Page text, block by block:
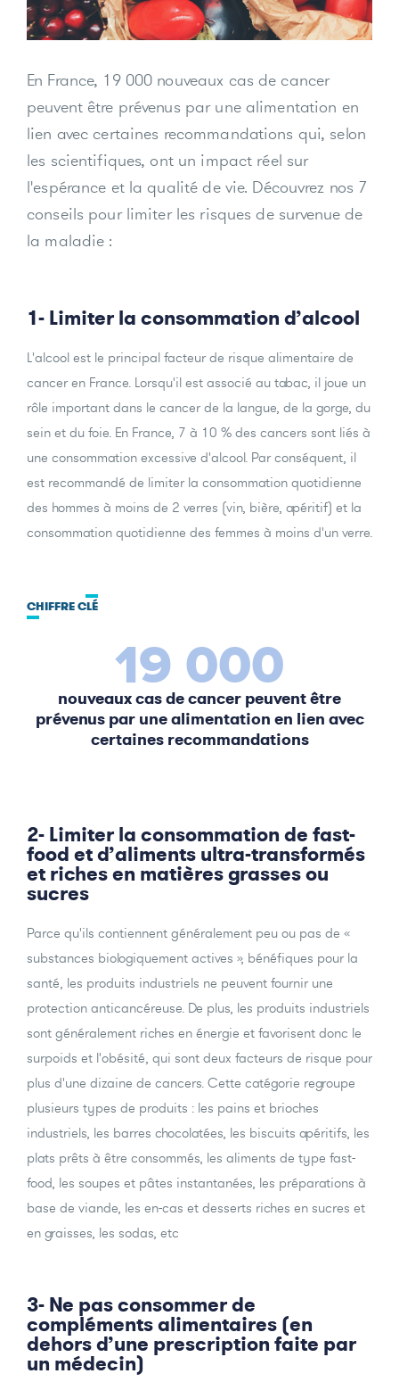
En France, 19 000 nouveaux cas de cancer
peuvent être prévenus par une alimentation en
lien avec certaines recommandations qui, selon
les scientifiques, ont un impact réel sur
l'espérance et la qualité de vie. Découvrez nos 7
conseils pour limiter les risques de survenue de
la maladie :
1- Limiter la consommation d’alcool
L'alcool est le principal facteur de risque alimentaire de
cancer en France. Lorsqu'il est associé au tabac, il joue un
rôle important dans le cancer de la langue, de la gorge, du
sein et du foie. En France, 7 à 10 % des cancers sont liés à
une consommation excessive d'alcool. Par conséquent, il
est recommandé de limiter la consommation quotidienne
des hommes à moins de 2 verres (vin, bière, apéritif) et la
consommation quotidienne des femmes à moins d'un verre.
CHIFFRE CLÉ
19 000
nouveaux cas de cancer peuvent être
prévenus par une alimentation en lien avec
certaines recommandations
2- Limiter la consommation de fast-
food et d’aliments ultra-transformés
et riches en matières grasses ou
sucres
Parce qu'ils contiennent généralement peu ou pas de «
substances biologiquement actives », bénéfiques pour la
santé, les produits industriels ne peuvent fournir une
protection anticancéreuse. De plus, les produits industriels
sont généralement riches en énergie et favorisent donc le
surpoids et l'obésité, qui sont deux facteurs de risque pour
plus d'une dizaine de cancers. Cette catégorie regroupe
plusieurs types de produits : les pains et brioches
industriels, les barres chocolatées, les biscuits apéritifs, les
plats prêts à être consommés, les aliments de type fast-
food, les soupes et pâtes instantanées, les préparations à
base de viande, les en-cas et desserts riches en sucres et
en graisses, les sodas, etc
3- Ne pas consommer de
compléments alimentaires (en
dehors d’une prescription faite par
un médecin)